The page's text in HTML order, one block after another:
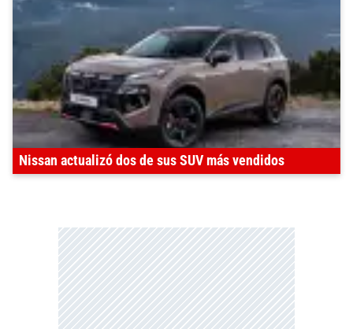
Nissan actualizó dos de sus SUV más vendidos